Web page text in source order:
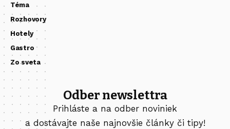
Téma
Rozhovory
Hotely
Gastro
Zo sveta
Odber newslettra
Prihláste a na odber noviniek
a dostávajte naše najnovšie články či tipy!